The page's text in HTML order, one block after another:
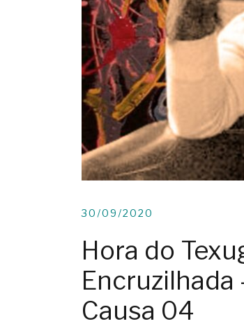
30/09/2020
Hora do
Encruzilhada
Causa 04